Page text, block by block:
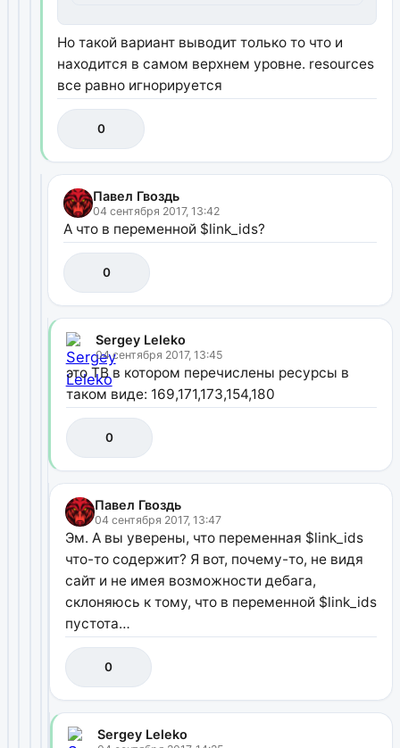
Но такой вариант выводит только то что и
находится в самом верхнем уровне. resources
все равно игнорируется
0
Павел Гвоздь
04 сентября 2017, 13:42
А что в переменной $link_ids?
0
Sergey Leleko
04 сентября 2017, 13:45
это ТВ в котором перечислены ресурсы в
таком виде: 169,171,173,154,180
0
Павел Гвоздь
04 сентября 2017, 13:47
Эм. А вы уверены, что переменная $link_ids
что-то содержит? Я вот, почему-то, не видя
сайт и не имея возможности дебага,
склоняюсь к тому, что в переменной $link_ids
пустота…
0
Sergey Leleko